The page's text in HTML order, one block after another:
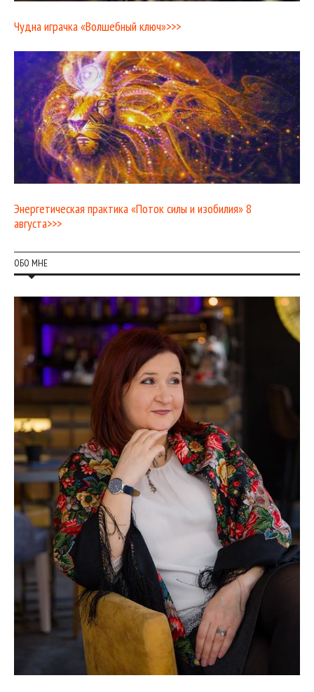
Чудна играчка «Волшебный ключ»>>>
Энергетическая практика «Поток силы и изобилия» 8
августа>>>
ОБО МНЕ